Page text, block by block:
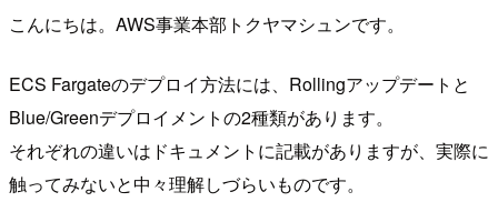
こんにちは。AWS事業本部トクヤマシュンです。
ECS Fargateのデプロイ方法には、Rollingアップデートと
Blue/Greenデプロイメントの2種類があります。
それぞれの違いはドキュメントに記載がありますが、実際に
触ってみないと中々理解しづらいものです。